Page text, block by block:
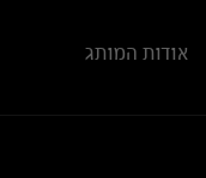
אודות המותג